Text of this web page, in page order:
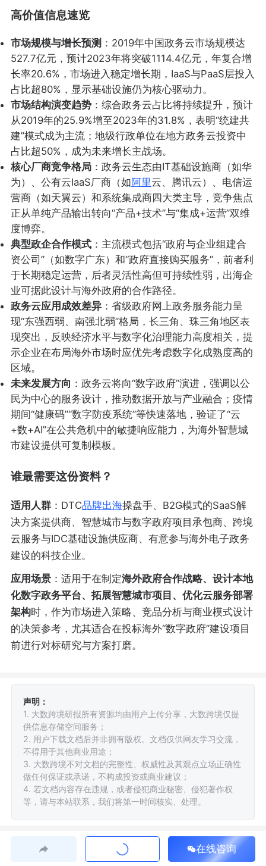
高价值信息速览
市场规模与增长预测 ：2019年中国政务云市场规模达
527.7亿元，预计2023年将突破1114.4亿元，年复合增
长率20.6%，市场进入稳定增长期，IaaS与PaaS层投入
占比超80%，显示基础设施仍为核心驱动力。
市场结构演变趋势：综合政务云占比将持续提升，预计
从2019年的25.9%增至2023年的31.8%，表明“统建共
建”模式成为主流；地级行政单位在地方政务云投资中
占比超50%，成为未来增长主战场。
核心厂商竞争格局：政务云生态由IT基础设施商（如华
为）、公有云IaaS厂商（如阿里云、腾讯云）、电信运
营商（如天翼云）和系统集成商四大类主导，竞争焦点
正从单纯产品输出转向“产品+技术”与“集成+运营”双维
度博弈。
典型政企合作模式：主流模式包括“政府与企业组建合
资公司”（如数字广东）和“政府直接购买服务”，前者利
于长期稳定运营，后者灵活性高但可持续性弱，出海企
业可据此设计与海外政府的合作路径。
政务云应用成效差异：省级政府网上政务服务能力呈
现“东强西弱、南强北弱”格局，长三角、珠三角地区表
现突出，反映经济水平与数字化治理能力高度相关，提
示企业在布局海外市场时应优先考虑数字化成熟度高的
区域。
未来发展方向 ：政务云将向“数字政府”演进，强调以公
民为中心的服务设计，推动数据开放与产业融合；疫情
期间“健康码”“数字防疫系统”等快速落地，验证了“云
+数+AI”在公共危机中的敏捷响应能力，为海外智慧城
市建设提供可复制模板。
谁最需要这份资料？
适用人群：DTC品牌出海操盘手、B2G模式的SaaS解
决方案提供商、智慧城市与数字政府项目承包商、跨境
云服务与IDC基础设施供应商、有意参与海外电子政务
建设的科技企业。
应用场景：适用于在制定海外政府合作战略、设计本地
化数字政务平台、拓展智慧城市项目、优化云服务部署
架构时，作为市场进入策略、竞品分析与商业模式设计
的决策参考，尤其适合在投标海外“数字政府”建设项目
前进行对标研究与方案打磨。
声明：
1. 大数跨境研报所有资源均由用户上传分享，大数跨境仅提
供信息存储空间服务；
2. 用户下载文档后并非拥有版权。文档仅供网友学习交流，
不得用于其他商业用途；
3. 大数跨境不对文档的完整性、权威性及其观点立场正确性
做任何保证或承诺，不构成投资或商业建议；
4. 若文档内容存在违规，或者侵犯商业秘密、侵犯著作权
等，请与本站联系，我们将第一时间核实、处理。
在线咨询